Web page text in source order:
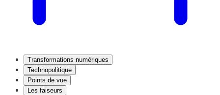
Transformations numériques
Technopolitique
Points de vue
Les faiseurs